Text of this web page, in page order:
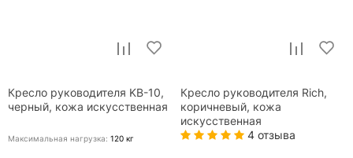
Кресло руководителя KB-10,
черный, кожа искусственная
Максимальная нагрузка: 120 кг
Кресло руководителя Rich,
коричневый, кожа
искусственная
4 отзыва